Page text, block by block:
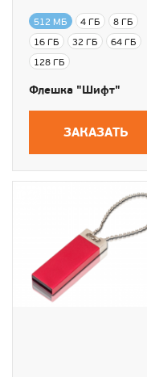
512 МБ 4 ГБ
8 ГБ
16 ГБ
32 ГБ
64 ГБ
128 ГБ
Флешка "Шифт"
ЗАКАЗАТЬ